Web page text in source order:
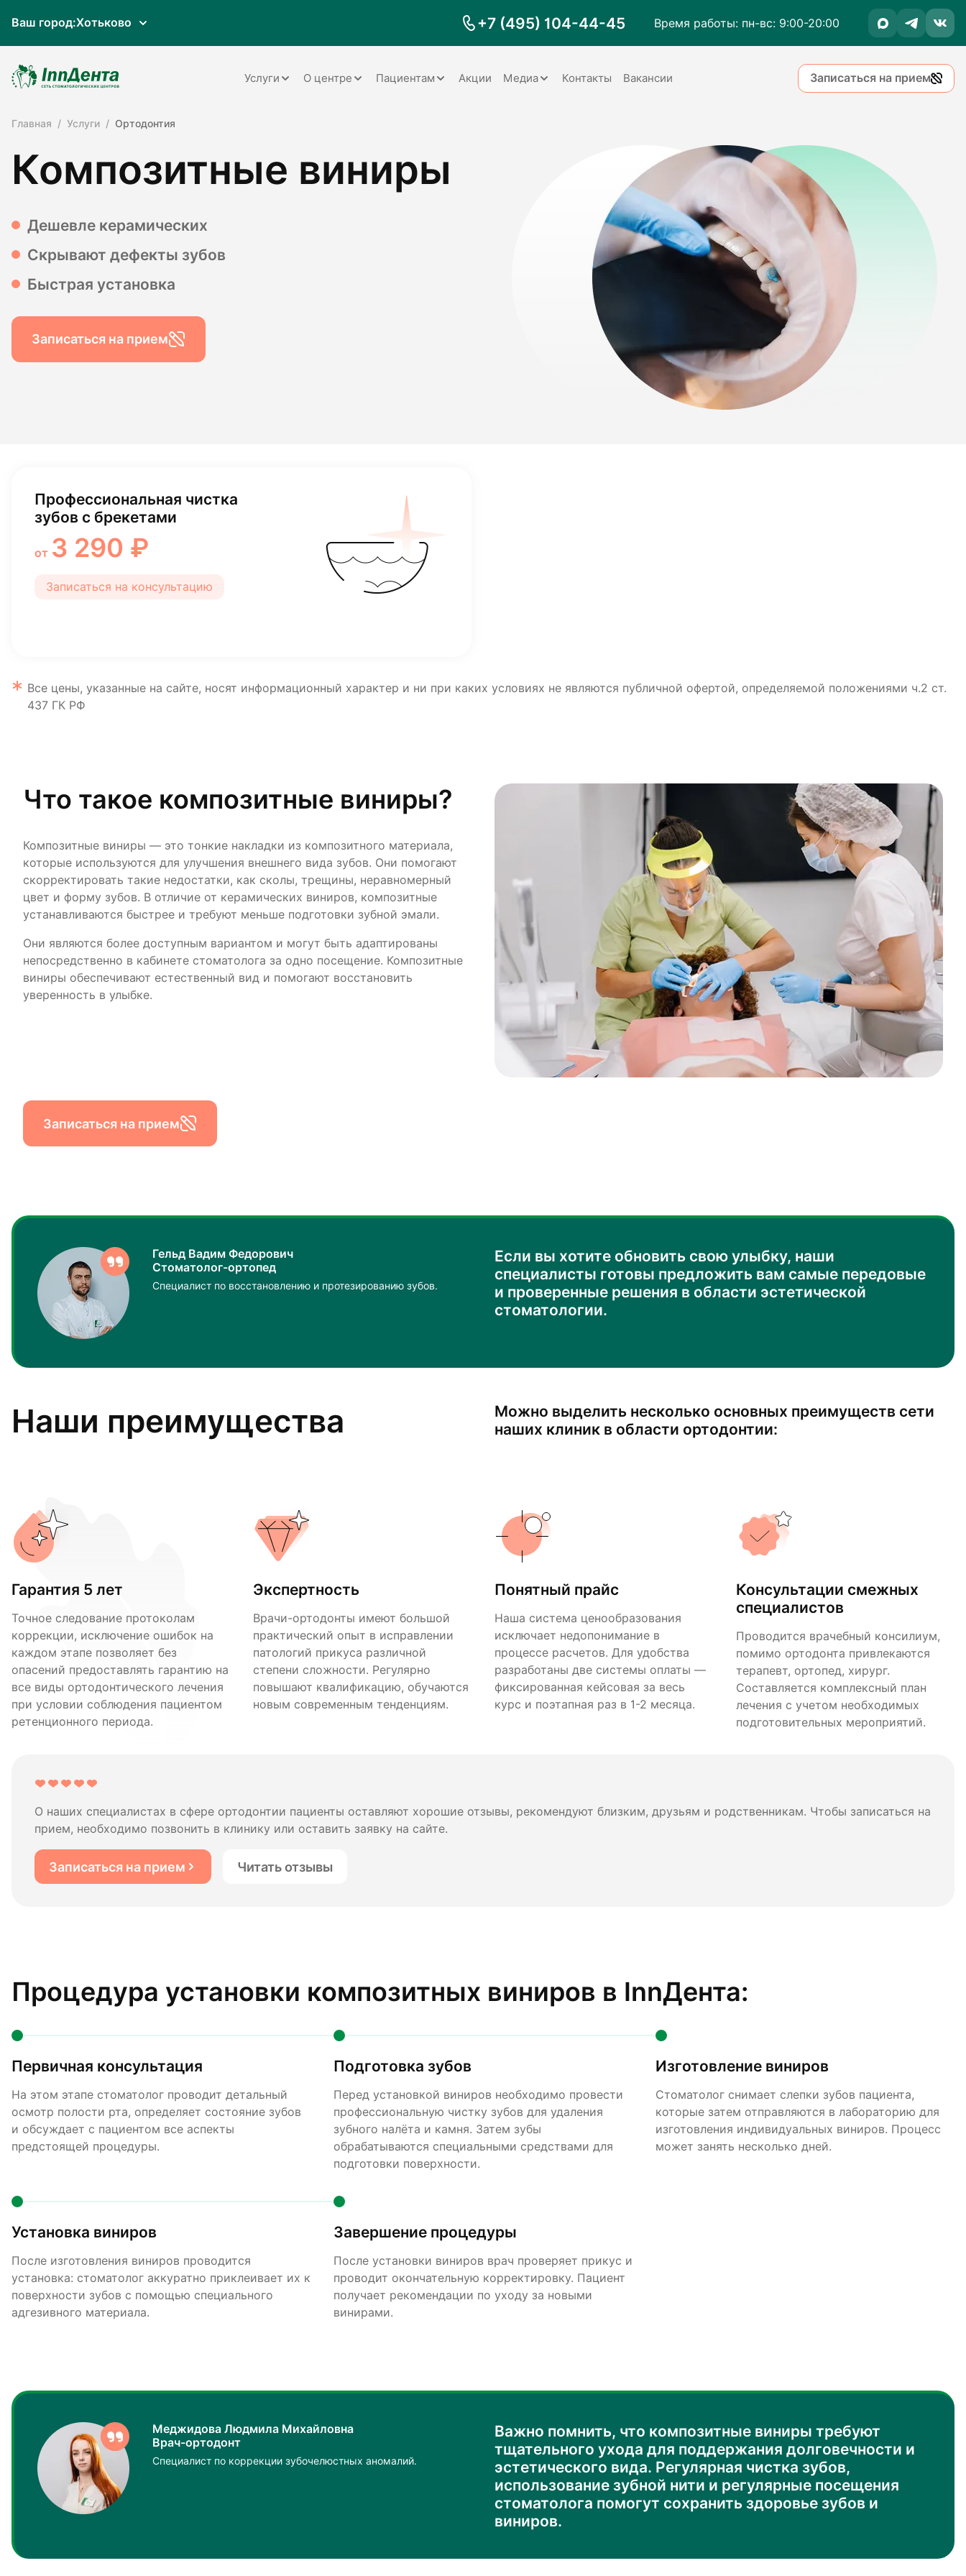
Ваш город:Хотьково +7 (495) 104-44-45 Время работы: пн-вс: 9:00-20:00
Услуги
Имплантация
О центре
Наше оборудование
Пациентам
вычет
Правила для пациентов
Акции Медиа Контакты Вакансии Записаться на прием
Главная Услуги Ортодонтия
Композитные виниры
Дешевле керамических
Скрывают дефекты зубов
Быстрая установка
Записаться на прием
Профессиональная чистка
зубов с брекетами
от 3 290 ₽
Записаться на консультацию
Все цены, указанные на сайте, носят информационный характер и ни при каких условиях не являются публичной офертой, определяемой положениями ч.2 ст.
437 ГК РФ
Что такое композитные виниры?
Композитные виниры — это тонкие накладки из композитного материала,
которые используются для улучшения внешнего вида зубов. Они помогают
скорректировать такие недостатки, как сколы, трещины, неравномерный
цвет и форму зубов. В отличие от керамических виниров, композитные
устанавливаются быстрее и требуют меньше подготовки зубной эмали.
Они являются более доступным вариантом и могут быть адаптированы
непосредственно в кабинете стоматолога за одно посещение. Композитные
виниры обеспечивают естественный вид и помогают восстановить
уверенность в улыбке.
Записаться на прием
Гельд Вадим Федорович
Стоматолог-ортопед
Специалист по восстановлению и протезированию зубов.
Если вы хотите обновить свою улыбку, наши
специалисты готовы предложить вам самые передовые
и проверенные решения в области эстетической
стоматологии.
Наши преимущества
Можно выделить несколько основных преимуществ сети
наших клиник в области ортодонтии:
Гарантия 5 лет
Точное следование протоколам
коррекции, исключение ошибок на
каждом этапе позволяет без
опасений предоставлять гарантию на
все виды ортодонтического лечения
при условии соблюдения пациентом
ретенционного периода.
Экспертность
Врачи-ортодонты имеют большой
практический опыт в исправлении
патологий прикуса различной
степени сложности. Регулярно
повышают квалификацию, обучаются
новым современным тенденциям.
Понятный прайс
Наша система ценообразования
исключает недопонимание в
процессе расчетов. Для удобства
разработаны две системы оплаты —
фиксированная кейсовая за весь
курс и поэтапная раз в 1-2 месяца.
Консультации смежных
специалистов
Проводится врачебный консилиум,
помимо ортодонта привлекаются
терапевт, ортопед, хирург.
Составляется комплексный план
лечения с учетом необходимых
подготовительных мероприятий.
О наших специалистах в сфере ортодонтии пациенты оставляют хорошие отзывы, рекомендуют близким, друзьям и родственникам. Чтобы записаться на
прием, необходимо позвонить в клинику или оставить заявку на сайте.
Записаться на прием Читать отзывы
Процедура установки композитных виниров в InnДента:
Первичная консультация
На этом этапе стоматолог проводит детальный
осмотр полости рта, определяет состояние зубов
и обсуждает с пациентом все аспекты
предстоящей процедуры.
Подготовка зубов
Перед установкой виниров необходимо провести
профессиональную чистку зубов для удаления
зубного налёта и камня. Затем зубы
обрабатываются специальными средствами для
подготовки поверхности.
Изготовление виниров
Стоматолог снимает слепки зубов пациента,
которые затем отправляются в лабораторию для
изготовления индивидуальных виниров. Процесс
может занять несколько дней.
Установка виниров
После изготовления виниров проводится
установка: стоматолог аккуратно приклеивает их к
поверхности зубов с помощью специального
адгезивного материала.
Завершение процедуры
После установки виниров врач проверяет прикус и
проводит окончательную корректировку. Пациент
получает рекомендации по уходу за новыми
винирами.
Меджидова Людмила Михайловна
Врач-ортодонт
Специалист по коррекции зубочелюстных аномалий.
Важно помнить, что композитные виниры требуют
тщательного ухода для поддержания долговечности и
эстетического вида. Регулярная чистка зубов,
использование зубной нити и регулярные посещения
стоматолога помогут сохранить здоровье зубов и
виниров.